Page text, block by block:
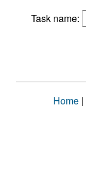
Task name:
Home |